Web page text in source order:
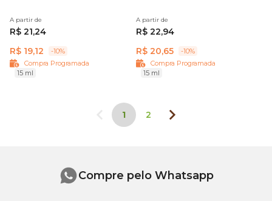
A partir de
R$ 21,24
R$ 19,12
-10%
Compra Programada
15 ml
A partir de
R$ 22,94
R$ 20,65
-10%
Compra Programada
15 ml
1 2
Compre pelo Whatsapp